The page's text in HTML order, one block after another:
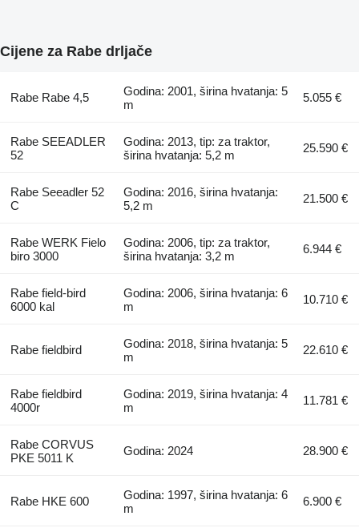
Cijene za Rabe drljače
Rabe Rabe 4,5
Godina: 2001, širina hvatanja: 5
m
5.055 €
Rabe SEEADLER
52
Godina: 2013, tip: za traktor,
širina hvatanja: 5,2 m
25.590 €
Rabe Seeadler 52
C
Godina: 2016, širina hvatanja:
5,2 m
21.500 €
Rabe WERK Fielo
biro 3000
Godina: 2006, tip: za traktor,
širina hvatanja: 3,2 m
6.944 €
Rabe field-bird
6000 kal
Godina: 2006, širina hvatanja: 6
m
10.710 €
Rabe fieldbird
Godina: 2018, širina hvatanja: 5
m
22.610 €
Rabe fieldbird
4000r
Godina: 2019, širina hvatanja: 4
m
11.781 €
Rabe CORVUS
PKE 5011 K
Godina: 2024 28.900 €
Rabe HKE 600
Godina: 1997, širina hvatanja: 6
m
6.900 €